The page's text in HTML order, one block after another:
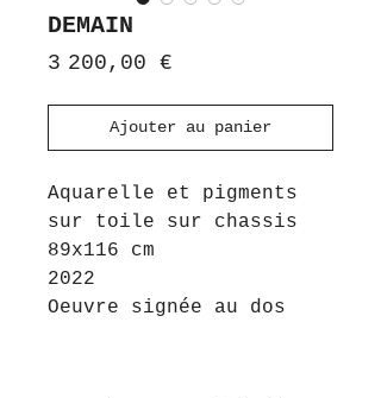
DEMAIN
3 200,00 €
Ajouter au panier
Aquarelle et pigments
sur toile sur chassis
89x116 cm
2022
Oeuvre signée au dos